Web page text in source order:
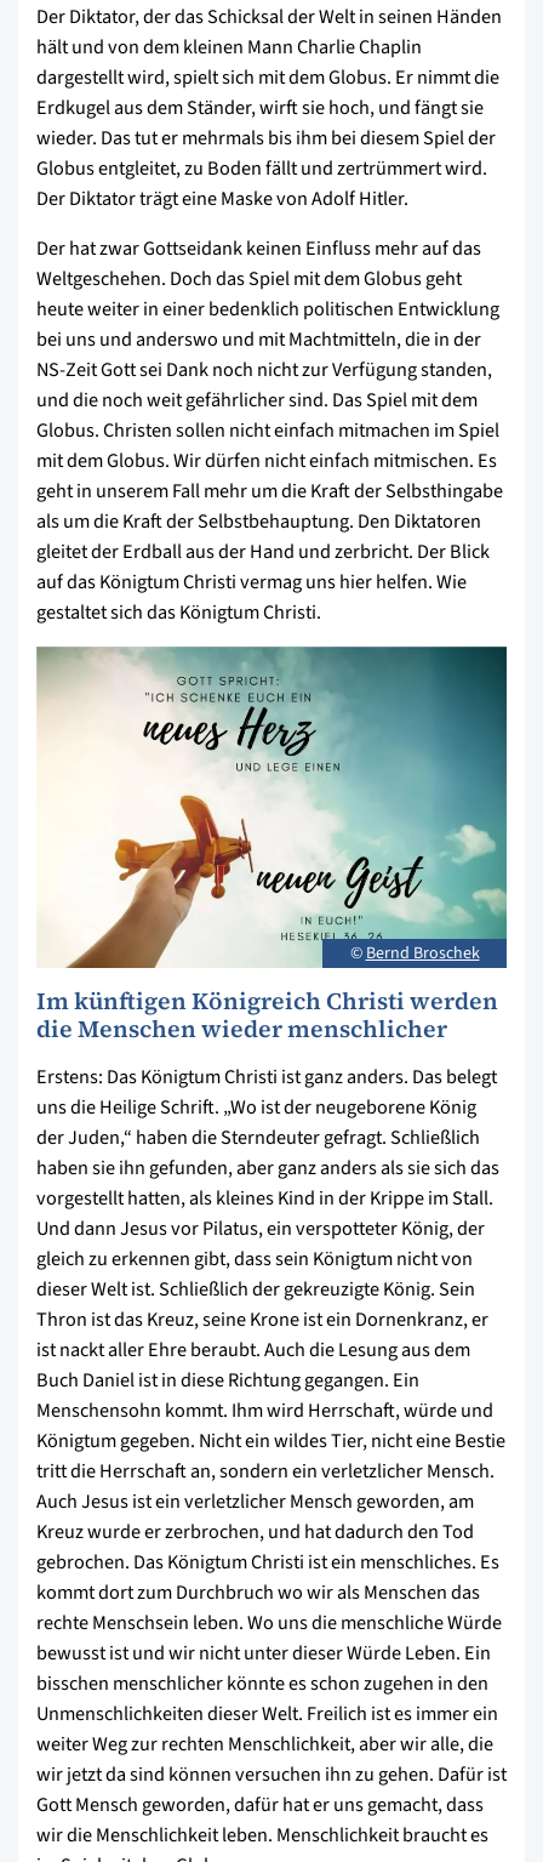
Der Diktator, der das Schicksal der Welt in seinen Händen
hält und von dem kleinen Mann Charlie Chaplin
dargestellt wird, spielt sich mit dem Globus. Er nimmt die
Erdkugel aus dem Ständer, wirft sie hoch, und fängt sie
wieder. Das tut er mehrmals bis ihm bei diesem Spiel der
Globus entgleitet, zu Boden fällt und zertrümmert wird.
Der Diktator trägt eine Maske von Adolf Hitler.
Der hat zwar Gottseidank keinen Einfluss mehr auf das
Weltgeschehen. Doch das Spiel mit dem Globus geht
heute weiter in einer bedenklich politischen Entwicklung
bei uns und anderswo und mit Machtmitteln, die in der
NS-Zeit Gott sei Dank noch nicht zur Verfügung standen,
und die noch weit gefährlicher sind. Das Spiel mit dem
Globus. Christen sollen nicht einfach mitmachen im Spiel
mit dem Globus. Wir dürfen nicht einfach mitmischen. Es
geht in unserem Fall mehr um die Kraft der Selbsthingabe
als um die Kraft der Selbstbehauptung. Den Diktatoren
gleitet der Erdball aus der Hand und zerbricht. Der Blick
auf das Königtum Christi vermag uns hier helfen. Wie
gestaltet sich das Königtum Christi.
© Bernd Broschek
Im künftigen Königreich Christi werden
die Menschen wieder menschlicher
Erstens: Das Königtum Christi ist ganz anders. Das belegt
uns die Heilige Schrift. „Wo ist der neugeborene König
der Juden,“ haben die Sterndeuter gefragt. Schließlich
haben sie ihn gefunden, aber ganz anders als sie sich das
vorgestellt hatten, als kleines Kind in der Krippe im Stall.
Und dann Jesus vor Pilatus, ein verspotteter König, der
gleich zu erkennen gibt, dass sein Königtum nicht von
dieser Welt ist. Schließlich der gekreuzigte König. Sein
Thron ist das Kreuz, seine Krone ist ein Dornenkranz, er
ist nackt aller Ehre beraubt. Auch die Lesung aus dem
Buch Daniel ist in diese Richtung gegangen. Ein
Menschensohn kommt. Ihm wird Herrschaft, würde und
Königtum gegeben. Nicht ein wildes Tier, nicht eine Bestie
tritt die Herrschaft an, sondern ein verletzlicher Mensch.
Auch Jesus ist ein verletzlicher Mensch geworden, am
Kreuz wurde er zerbrochen, und hat dadurch den Tod
gebrochen. Das Königtum Christi ist ein menschliches. Es
kommt dort zum Durchbruch wo wir als Menschen das
rechte Menschsein leben. Wo uns die menschliche Würde
bewusst ist und wir nicht unter dieser Würde Leben. Ein
bisschen menschlicher könnte es schon zugehen in den
Unmenschlichkeiten dieser Welt. Freilich ist es immer ein
weiter Weg zur rechten Menschlichkeit, aber wir alle, die
wir jetzt da sind können versuchen ihn zu gehen. Dafür ist
Gott Mensch geworden, dafür hat er uns gemacht, dass
wir die Menschlichkeit leben. Menschlichkeit braucht es